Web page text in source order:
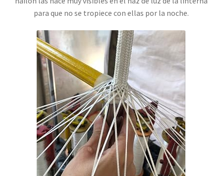
para que no se tropiece con ellas por la noche.